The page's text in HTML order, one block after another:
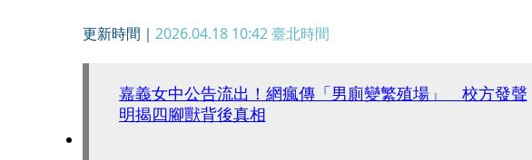
更新時間｜ 2026.04.18 10:42臺北時間
嘉義女中公告流出！網瘋傳「男廁變繁殖場」 校方發聲
明揭四腳獸背後真相